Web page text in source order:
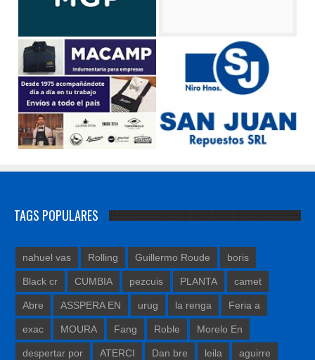
TAGS POPULARES
nahuel vas Rolling Guillermo Roude boris
Black cr CUMBIA pezcuis PLANTA camet
Abre ASSPERA EN urug la renga Feria a
exac MOURA Fang Roble Morelo En
despertar por ATERCI Dan bre leila aguirre